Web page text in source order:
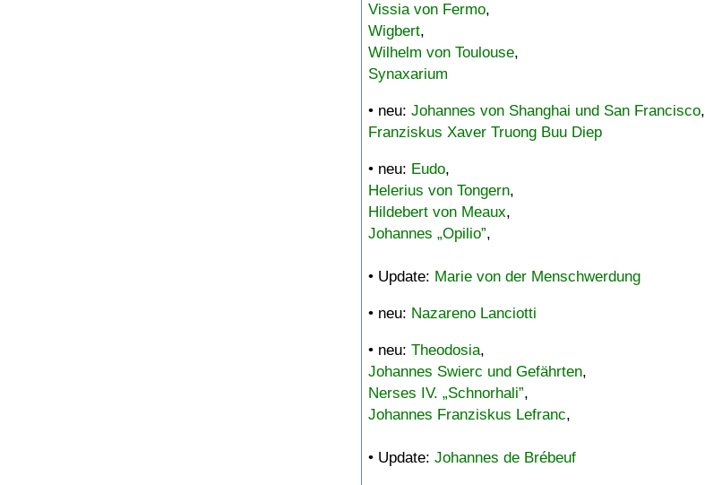
Vissia von Fermo,
Wigbert,
Wilhelm von Toulouse,
Synaxarium
• neu: Johannes von Shanghai und San Francisco,
Franziskus Xaver Truong Buu Diep
• neu: Eudo,
Helerius von Tongern,
Hildebert von Meaux,
Johannes „Opilio”,
• Update: Marie von der Menschwerdung
• neu: Nazareno Lanciotti
• neu: Theodosia,
Johannes Swierc und Gefährten,
Nerses IV. „Schnorhali”,
Johannes Franziskus Lefranc,
• Update: Johannes de Brébeuf